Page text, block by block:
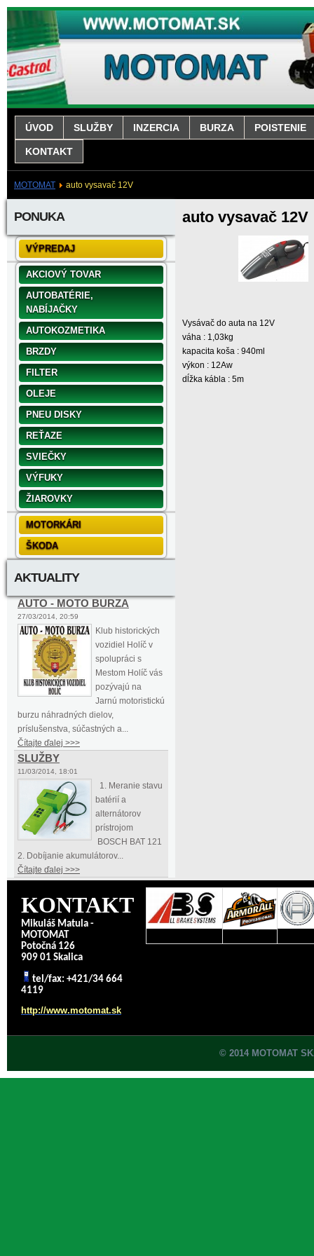
ÚVOD SLUŽBY INZERCIA BURZA POISTENIE
KONTAKT
MOTOMAT auto vysavač 12V
PONUKA
VÝPREDAJ
AKCIOVÝ TOVAR
AUTOBATÉRIE,
NABÍJAČKY
AUTOKOZMETIKA
BRZDY
FILTER
OLEJE
PNEU DISKY
REŤAZE
SVIEČKY
VÝFUKY
ŽIAROVKY
MOTORKÁRI
ŠKODA
AKTUALITY
AUTO - MOTO BURZA
27/03/2014, 20:59
Klub historických
vozidiel Holíč v
spolupráci s
Mestom Holíč vás
pozývajú na
Jarnú motoristickú
burzu náhradných dielov,
príslušenstva, súčastných a...
Čítajte ďalej >>>
SLUŽBY
11/03/2014, 18:01
1. Meranie stavu
batérií a
alternátorov
prístrojom
BOSCH BAT 121
2. Dobíjanie akumulátorov...
Čítajte ďalej >>>
auto vysavač 12V
Vysávač do auta na 12V
váha : 1,03kg
kapacita koša : 940ml
výkon : 12Aw
dĺžka kábla : 5m
KONTAKT
Mikuláš Matula -
MOTOMAT
Potočná 126
909 01 Skalica
tel/fax: +421/34 664
4119
http://www.motomat.sk
© 2014